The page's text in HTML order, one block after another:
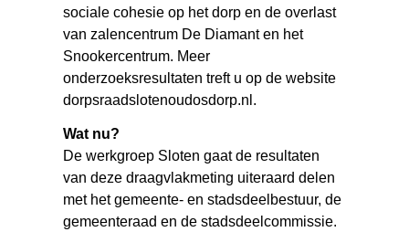
sociale cohesie op het dorp en de overlast
van zalencentrum De Diamant en het
Snookercentrum. Meer
onderzoeksresultaten treft u op de website
dorpsraadslotenoudosdorp.nl.
Wat nu?
De werkgroep Sloten gaat de resultaten
van deze draagvlakmeting uiteraard delen
met het gemeente- en stadsdeelbestuur, de
gemeenteraad en de stadsdeelcommissie.